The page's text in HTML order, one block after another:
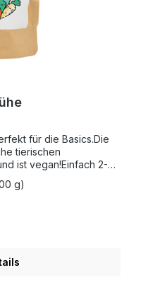
für die Basics.Die
tierischen
ist vegan!Einfach 2-3
g)